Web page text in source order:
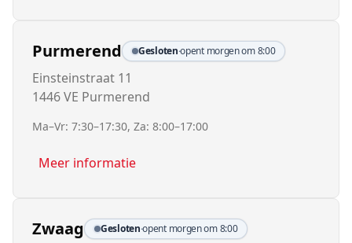
Purmerend Gesloten·opent morgen om 8:00
Einsteinstraat 11
1446 VE Purmerend
Ma–Vr: 7:30–17:30, Za: 8:00–17:00
Meer informatie
Zwaag Gesloten·opent morgen om 8:00